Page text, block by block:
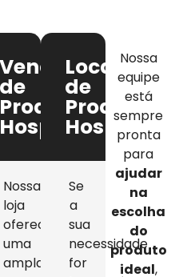
Venda
de
Produtos
Hospitalares
Nossa
loja
oferece
uma
ampla
Locação
de
Produtos
Se
a
sua
necessidade
for
Nossa
equipe
está
sempre
pronta
para
ajudar
na
escolha
do
produto
ideal,